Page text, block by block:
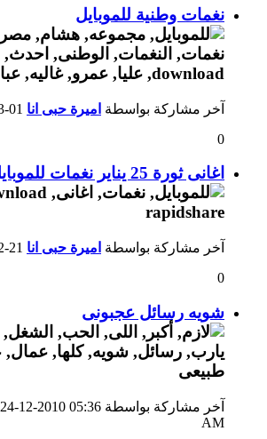
نغمات وطنية للموبايل
آخر مشاركة بواسطة اميرة حبى انا
0
اغانى ثورة 25 يناير نغمات للموبايل
آخر مشاركة بواسطة اميرة حبى انا
0
شويه رسائل عجبونى
آخر مشاركة بواسطة 24-12-2010 05:36
AM